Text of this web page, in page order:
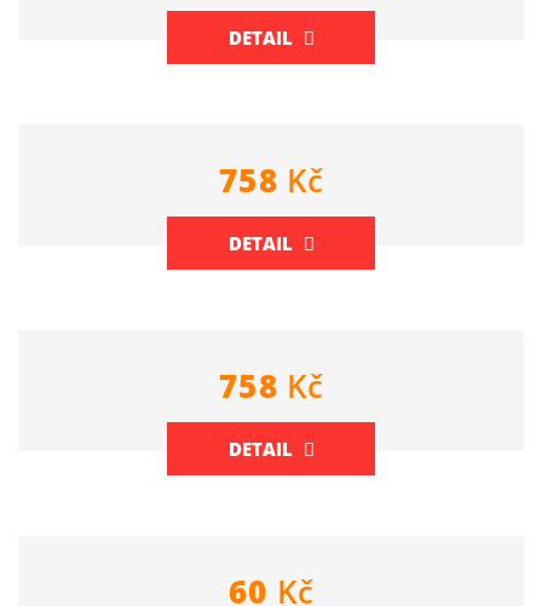
DETAIL
758 Kč
DETAIL
758 Kč
DETAIL
60 Kč